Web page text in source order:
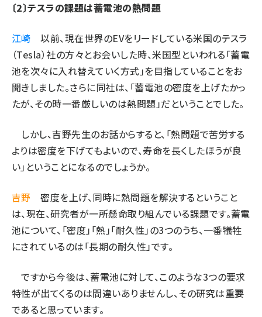
〔2〕テスラの課題は蓄電池の熱問題
江崎 以前、現在世界のEVをリードしている米国のテスラ
（Tesla）社の方々とお会いした時、米国型といわれる「蓄電
池を次々に入れ替えていく方式」を目指していることをお
聞きしました。さらに同社は、「蓄電池の密度を上げたかっ
たが、その時一番厳しいのは熱問題」だということでした。
しかし、吉野先生のお話からすると、「熱問題で苦労する
よりは密度を下げてもよいので、寿命を長くしたほうが良
い」ということになるのでしょうか。
吉野 密度を上げ、同時に熱問題を解決するということ
は、現在、研究者が一所懸命取り組んでいる課題です。蓄電
池について、「密度」「熱」「耐久性」の3つのうち、一番犠牲
にされているのは「長期の耐久性」です。
ですから今後は、蓄電池に対して、このような3つの要求
特性が出てくるのは間違いありませんし、その研究は重要
であると思っています。